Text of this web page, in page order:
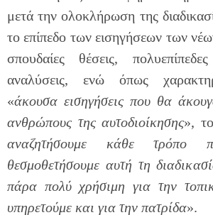
μετά την ολοκλήρωση της
το επίπεδο των εισηγήσεων των
σπουδαίες θέσεις,
αναλύσεις, ενώ όπως
«άκουσα εισηγήσεις που θα
ανθρώπους της αυτοδιοίκησης»,
αναζητήσουμε κάθε τρόπο
θεσμοθετήσουμε αυτή τη
πάρα πολύ χρήσιμη για την
υπηρετούμε και για την πατρίδα».